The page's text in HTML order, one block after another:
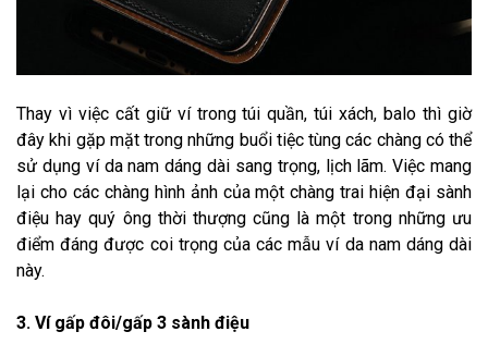
Thay vì việc cất giữ ví trong túi quần, túi xách, balo thì giờ
đây khi gặp mặt trong những buổi tiệc tùng các chàng có thể
sử dụng ví da nam dáng dài sang trọng, lịch lãm. Việc mang
lại cho các chàng hình ảnh của một chàng trai hiện đại sành
điệu hay quý ông thời thượng cũng là một trong những ưu
điểm đáng được coi trọng của các mẫu ví da nam dáng dài
này.
3. Ví gấp đôi/gấp 3 sành điệu